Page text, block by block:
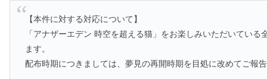
【本件に対する対応について】
「アナザーエデン 時空を超える猫」をお楽しみいただいてい
ます。
配布時期につきましては、夢見の再開時期を目処に改めてご報